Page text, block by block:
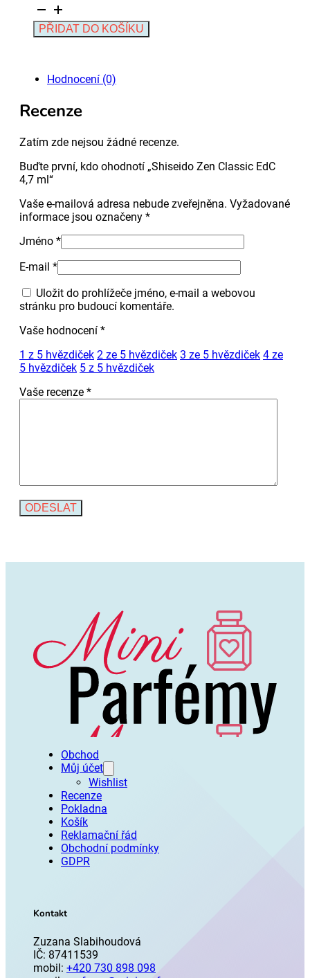
Shiseido
Zen
Classic
množství
PŘIDAT DO KOŠÍKU
Hodnocení (0)
Recenze
Zatím zde nejsou žádné recenze.
Buďte první, kdo ohodnotí „Shiseido Zen Classic EdC
4,7 ml“
Vaše e-mailová adresa nebude zveřejněna. Vyžadované
informace jsou označeny *
Jméno *
E-mail *
Uložit do prohlížeče jméno, e-mail a webovou
stránku pro budoucí komentáře.
Vaše hodnocení *
1 z 5 hvězdiček 2 ze 5 hvězdiček 3 ze 5 hvězdiček 4 ze
5 hvězdiček 5 z 5 hvězdiček
Vaše recenze *
Obchod
Můj účet
Wishlist
Recenze
Pokladna
Košík
Reklamační řád
Obchodní podmínky
GDPR
Kontakt
Zuzana Slabihoudová
IČ: 87411539
mobil: +420 730 898 098